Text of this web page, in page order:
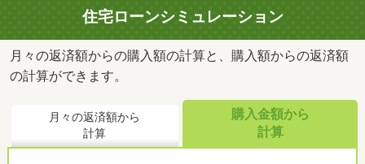
住宅ローンシミュレーション
月々の返済額からの購入額の計算と、購入額からの返済額
の計算ができます。
月々の返済額から
計算
購入金額から
計算